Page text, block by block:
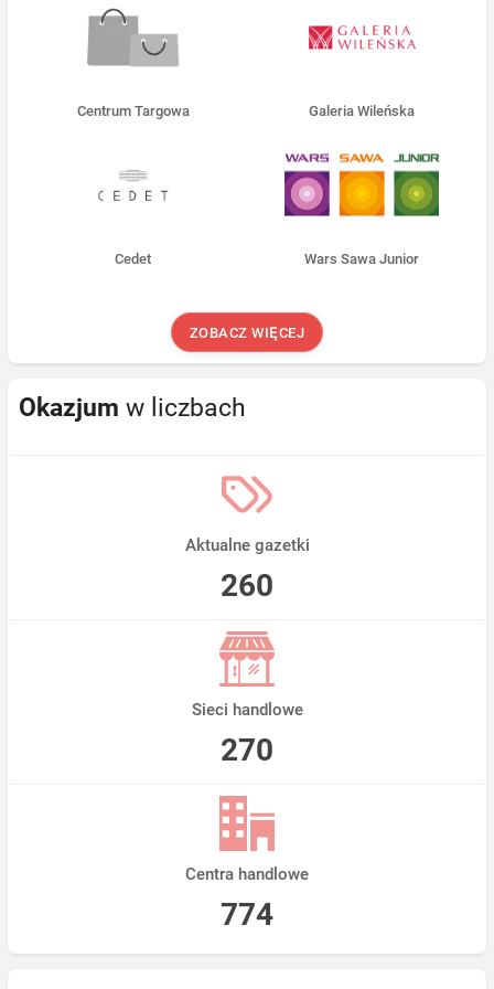
Centrum Targowa Galeria Wileńska
Cedet Wars Sawa Junior
ZOBACZ WIĘCEJ
Okazjum w liczbach
Aktualne gazetki
260
Sieci handlowe
270
Centra handlowe
774